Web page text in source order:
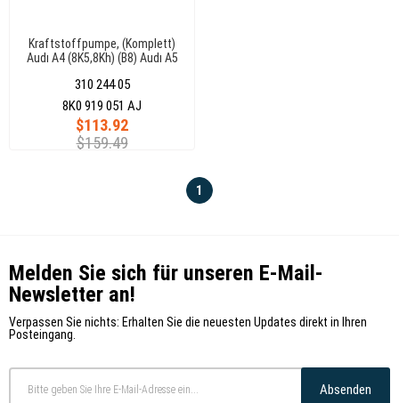
Kraftstoffpumpe, (Komplett)
Audı A4 (8K5,8Kh) (B8) Audı A5
8K0919051Aj
310 244 05
$113.92
$159.49
8K0 919 051 AJ
1
Melden Sie sich für unseren E-Mail-
Newsletter an!
Verpassen Sie nichts: Erhalten Sie die neuesten Updates direkt in Ihren
Posteingang.
Absenden